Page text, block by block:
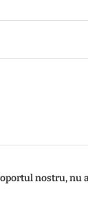
nostru, nu